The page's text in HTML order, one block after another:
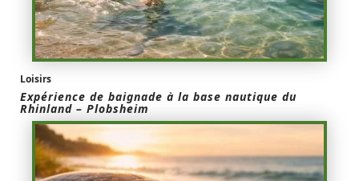
Loisirs
Expérience de baignade à la base nautique du
Rhinland – Plobsheim